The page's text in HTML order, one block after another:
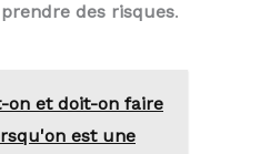
prendre des risques.
on et doit-on faire
est une